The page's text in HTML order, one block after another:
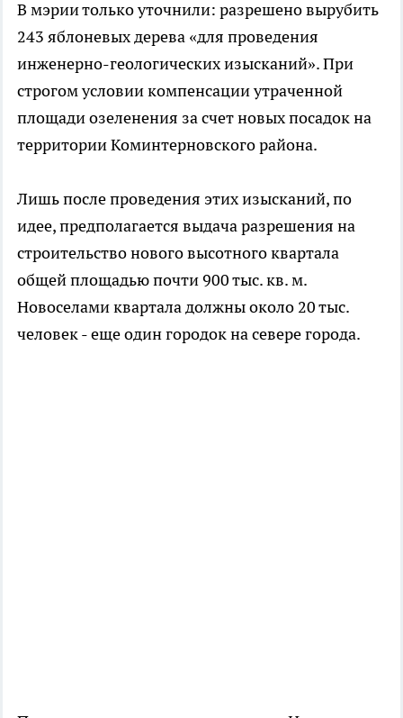
В мэрии только уточнили: разрешено вырубить
243 яблоневых дерева «для проведения
инженерно-геологических изысканий». При
строгом условии компенсации утраченной
площади озеленения за счет новых посадок на
территории Коминтерновского района.
Лишь после проведения этих изысканий, по
идее, предполагается выдача разрешения на
строительство нового высотного квартала
общей площадью почти 900 тыс. кв. м.
Новоселами квартала должны около 20 тыс.
человек - еще один городок на севере города.